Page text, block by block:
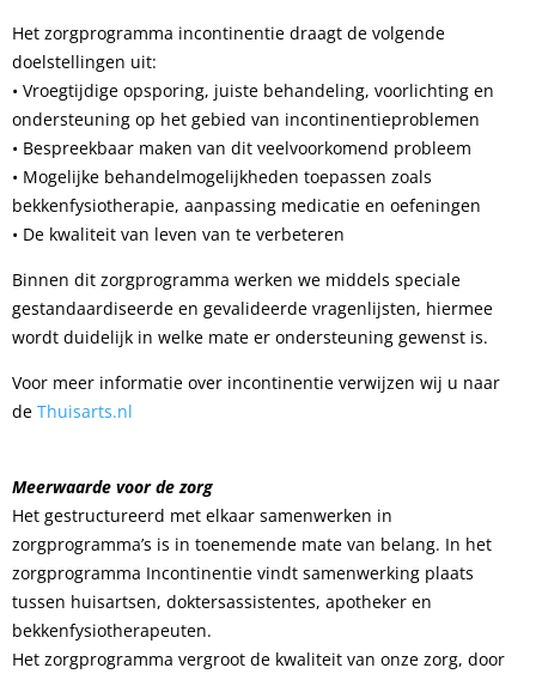
Het zorgprogramma incontinentie draagt de volgende
doelstellingen uit:
• Vroegtijdige opsporing, juiste behandeling, voorlichting en
ondersteuning op het gebied van incontinentieproblemen
• Bespreekbaar maken van dit veelvoorkomend probleem
• Mogelijke behandelmogelijkheden toepassen zoals
bekkenfysiotherapie, aanpassing medicatie en oefeningen
• De kwaliteit van leven van te verbeteren
Binnen dit zorgprogramma werken we middels speciale
gestandaardiseerde en gevalideerde vragenlijsten, hiermee
wordt duidelijk in welke mate er ondersteuning gewenst is.
Voor meer informatie over incontinentie verwijzen wij u naar
de Thuisarts.nl
Meerwaarde voor de zorg
Het gestructureerd met elkaar samenwerken in
zorgprogramma’s is in toenemende mate van belang. In het
zorgprogramma Incontinentie vindt samenwerking plaats
tussen huisartsen, doktersassistentes, apotheker en
bekkenfysiotherapeuten.
Het zorgprogramma vergroot de kwaliteit van onze zorg, door